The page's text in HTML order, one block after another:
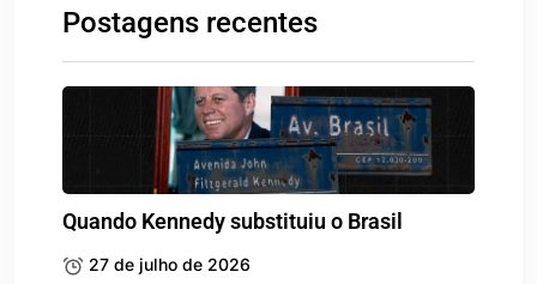
Postagens recentes
Quando Kennedy substituiu o Brasil
27 de julho de 2026